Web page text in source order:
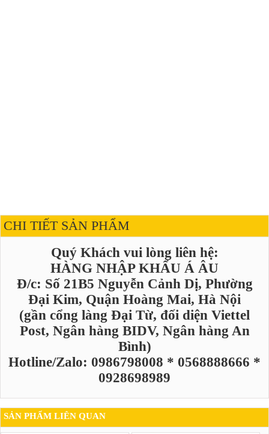
CHI TIẾT SẢN PHẨM
Quý Khách vui lòng liên hệ:
HÀNG NHẬP KHẨU Á ÂU
Đ/c: Số 21B5 Nguyễn Cảnh Dị, Phường
Đại Kim, Quận Hoàng Mai, Hà Nội
(gần cổng làng Đại Từ, đối diện Viettel
Post, Ngân hàng BIDV, Ngân hàng An
Bình)
Hotline/Zalo: 0986798008 * 0568888666 *
0928698989
SẢN PHẨM LIÊN QUAN